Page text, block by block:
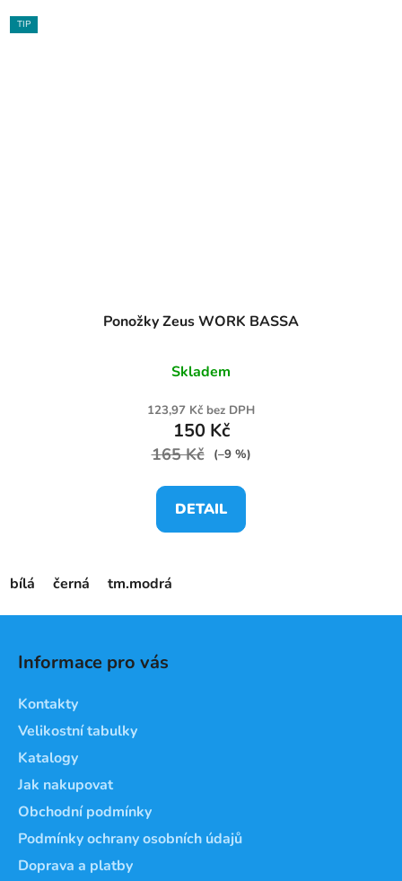
TIP
Ponožky Zeus WORK BASSA
Skladem
123,97 Kč bez DPH
150 Kč
165 Kč (–9 %)
DETAIL
bílá černá tm.modrá
Informace pro vás
Kontakty
Velikostní tabulky
Katalogy
Jak nakupovat
Obchodní podmínky
Podmínky ochrany osobních údajů
Doprava a platby